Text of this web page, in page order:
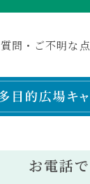
問・ご不明な
お電話